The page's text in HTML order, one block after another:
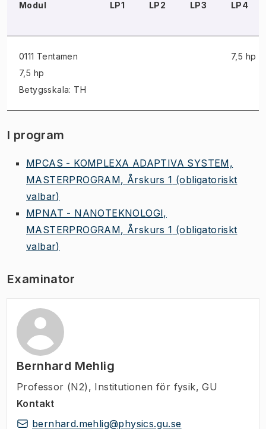
Modul LP1 LP2 LP3 LP4
0111 Tentamen
7,5 hp
Betygsskala: TH
7,5 hp
I program
MPCAS - KOMPLEXA ADAPTIVA SYSTEM,
MASTERPROGRAM, Årskurs 1 (obligatoriskt
valbar)
MPNAT - NANOTEKNOLOGI,
MASTERPROGRAM, Årskurs 1 (obligatoriskt
valbar)
Examinator
Bernhard Mehlig
Professor (N2) , Institutionen för fysik, GU
Kontakt
bernhard.mehlig@physics.gu.se